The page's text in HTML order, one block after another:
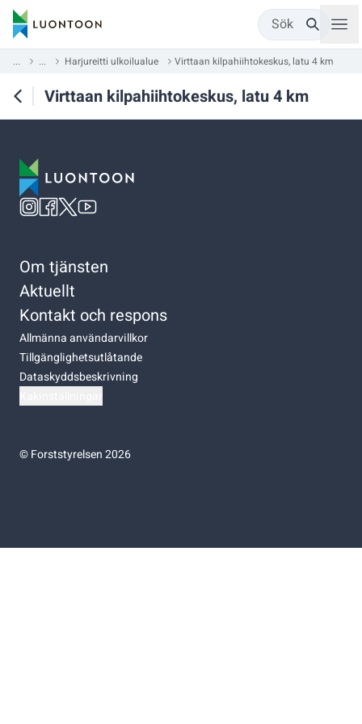
Sök
... ... Harjureitti ulkoilualue Virttaan kilpahiihtokeskus, latu 4 km
Virttaan kilpahiihtokeskus, latu 4 km
Om tjänsten
Aktuellt
Kontakt och respons
Allmänna användarvillkor
Tillgänglighetsutlåtande
Dataskyddsbeskrivning
©Forststyrelsen 2026